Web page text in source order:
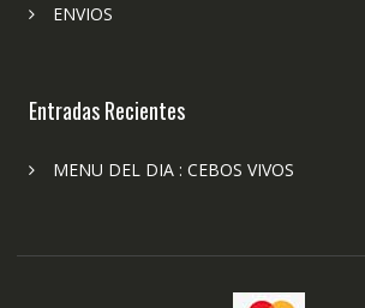
ENVIOS
Entradas Recientes
MENU DEL DIA : CEBOS VIVOS